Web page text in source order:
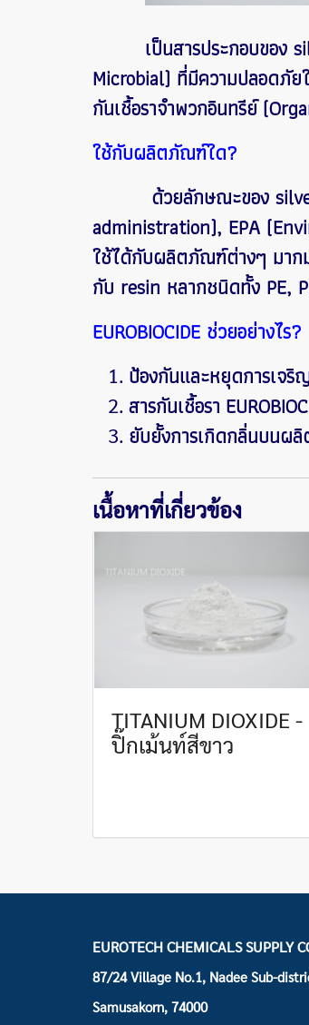
เป็นสารประกอบของ
Microbial) ที่มีความปลอดภัย
กันเชื้อราจำพวกอินทรีย์
ใช้กับผลิตภัณฑ์ใด?
ด้วยลักษณะของ silver ion
administration), EPA
ใช้ได้กับผลิตภัณฑ์ต่างๆ มาก
กับ resin หลากชนิดทั้ง PE,
EUROBIOCIDE ช่วยอย่างไร?
ป้องกันและหยุดการเจ
สารกันเชื้อรา
ยับยั้งการเกิดกลิ่นบนผ
เนื้อหาที่เกี่ยวข้อง
TITANIUM DIOXIDE -
ปิ๊กเม้นท์สีขาว
EUROTECH CHEMICALS SUPPLY
87/24 Village No.1, Nadee Sub-
Samusakorn, 74000